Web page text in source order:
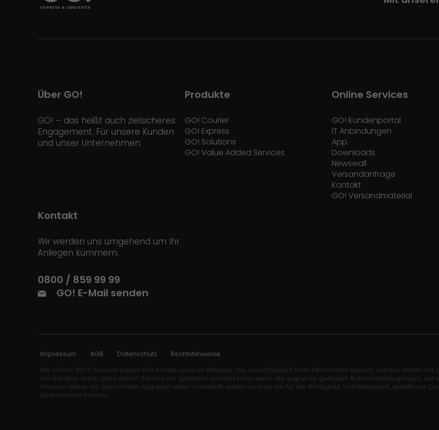
Über GO!
GO! – das heißt auch zielsicheres
Engagement. Für unsere Kunden
und unser Unternehmen.
Produkte
GO! Courier
GO! Express
GO! Solutions
GO! Value Added Services
Online Services
GO! Kundenportal
IT Anbindungen
App
Downloads
Newswall
Versandanfrage
Kontakt
GO! Versandmaterial
Kontakt
Wir werden uns umgehend um Ihr
Anliegen kümmern.
0800 / 859 99 99
GO! E-Mail senden
Impressum AGB Datenschutz
Rechtshinweise
Wir wollen 100 % Service bieten. Die Inhalte unserer Website, die ausschließlich Ihrer Information dienen, wurden daher
Verständnis dafür, dass dieser Service nur gehalten werden kann, wenn die zugrunde gelegten Rahmenbedingungen, auf
müssen daher die gemachten Angaben unter Vorbehalt stellen, sodass wir für die Richtigkeit, Vollständigkeit, ableitbare
übernehmen können.